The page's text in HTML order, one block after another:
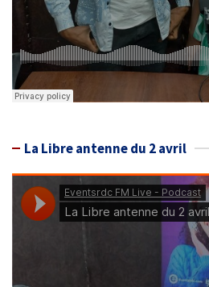
La Libre antenne du 2 avril